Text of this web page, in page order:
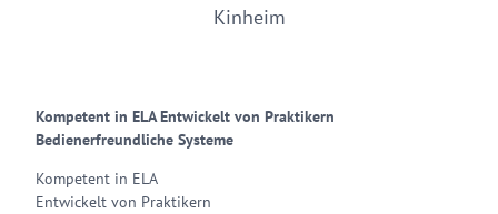
Kinheim
Kompetent in ELA Entwickelt von Praktikern
Bedienerfreundliche Systeme
Kompetent in ELA
Entwickelt von Praktikern